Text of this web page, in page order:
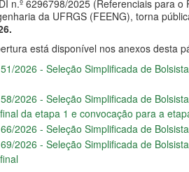
n.º 6296798/2025 (Referenciais para
da UFRGS (FEENG), torna
está disponível nos anexos desta
2026 - Seleção Simplificada de
2026 - Seleção Simplificada de
da etapa 1 e convocação para a
2026 - Seleção Simplificada de
2026 - Seleção Simplificada de